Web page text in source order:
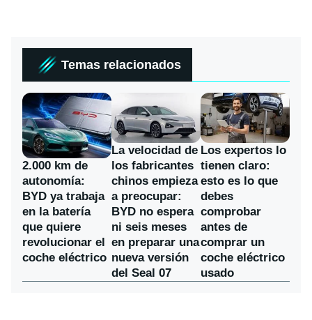
Temas relacionados
2.000 km de
autonomía:
BYD ya trabaja
en la batería
que quiere
revolucionar el
coche eléctrico
La velocidad de
los fabricantes
chinos empieza
a preocupar:
BYD no espera
ni seis meses
en preparar una
nueva versión
del Seal 07
Los expertos lo
tienen claro:
esto es lo que
debes
comprobar
antes de
comprar un
coche eléctrico
usado